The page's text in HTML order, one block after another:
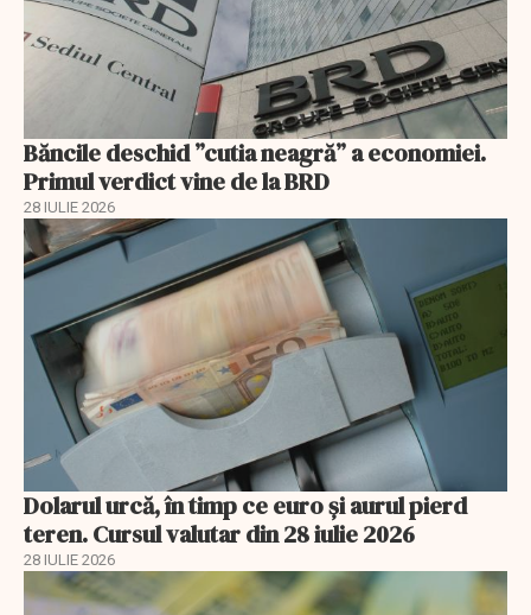
Băncile deschid ”cutia neagră” a economiei.
Primul verdict vine de la BRD
28 IULIE 2026
Dolarul urcă, în timp ce euro și aurul pierd
teren. Cursul valutar din 28 iulie 2026
28 IULIE 2026